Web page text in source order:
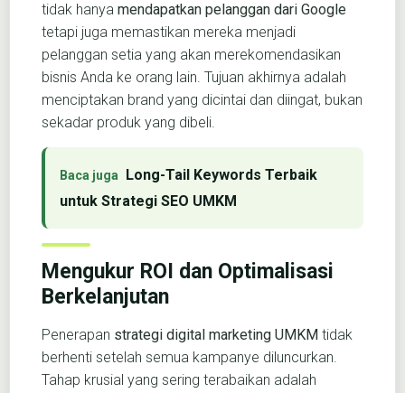
tidak hanya mendapatkan pelanggan dari Google
tetapi juga memastikan mereka menjadi
pelanggan setia yang akan merekomendasikan
bisnis Anda ke orang lain. Tujuan akhirnya adalah
menciptakan brand yang dicintai dan diingat, bukan
sekadar produk yang dibeli.
Long-Tail Keywords Terbaik
untuk Strategi SEO UMKM
Mengukur ROI dan Optimalisasi
Berkelanjutan
Penerapan strategi digital marketing UMKM tidak
berhenti setelah semua kampanye diluncurkan.
Tahap krusial yang sering terabaikan adalah